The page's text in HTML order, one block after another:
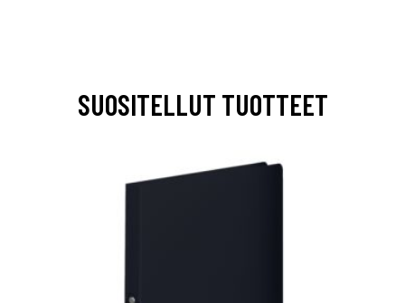
SUOSITELLUT TUOTTEET